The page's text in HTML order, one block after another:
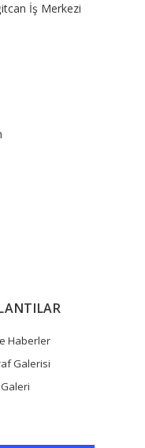
İş Merkezi
Haberler
Galerisi